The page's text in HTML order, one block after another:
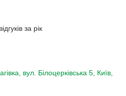
за рік
вул. Білоцерківська 5, Київ,